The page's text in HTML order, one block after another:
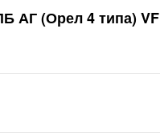
АГ (Орел 4 типа) VF